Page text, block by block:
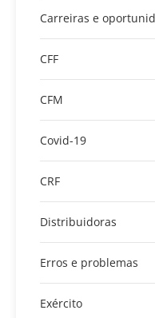
Carreiras e
CFF
CFM
Covid-19
CRF
Distribuidoras
Erros e problemas
Exército